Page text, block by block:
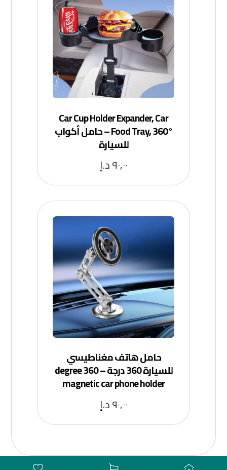
Car Cup Holder Expander, Car
Food Tray, 360° – حامل أكواب
للسيارة
٩٠,٠٠د.إ
حامل هاتف مغناطيسي
للسيارة 360 درجة – 360 degree
magnetic car phone holder
٩٠,٠٠د.إ